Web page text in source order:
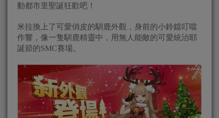
動都市里聖誕狂歡吧！
米拉換上了可愛俏皮的馴鹿外觀，身前的小鈴鐺叮噹
作響，像一隻馴鹿精靈中，用無人能敵的可愛統治耶
誕節的SMC賽場。